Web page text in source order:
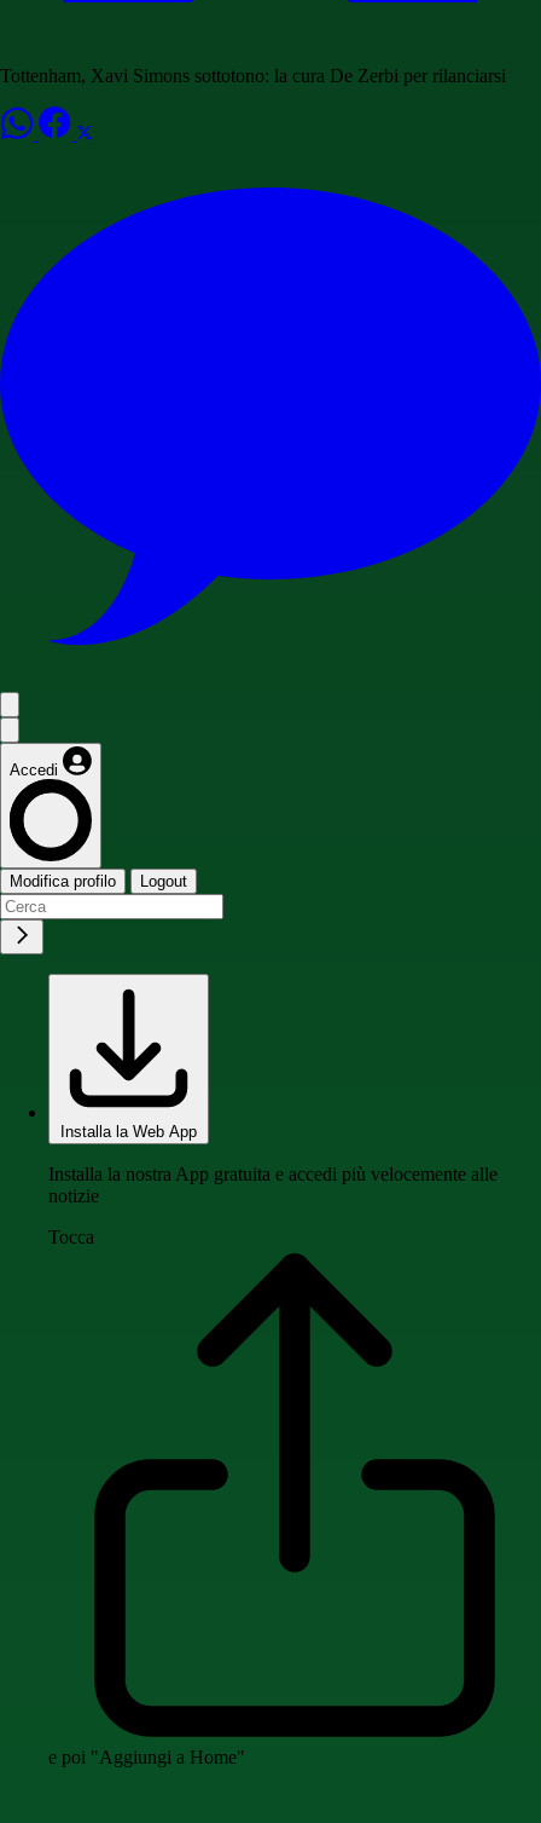
Tottenham, Xavi Simons sottotono: la cura De Zerbi per rilanciarsi
Accedi
Modifica profilo Logout
Installa la Web App
Installa la nostra App gratuita e accedi più velocemente alle
notizie
Tocca
e poi "Aggiungi a Home"